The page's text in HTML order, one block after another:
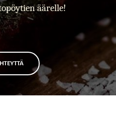
äärelle!